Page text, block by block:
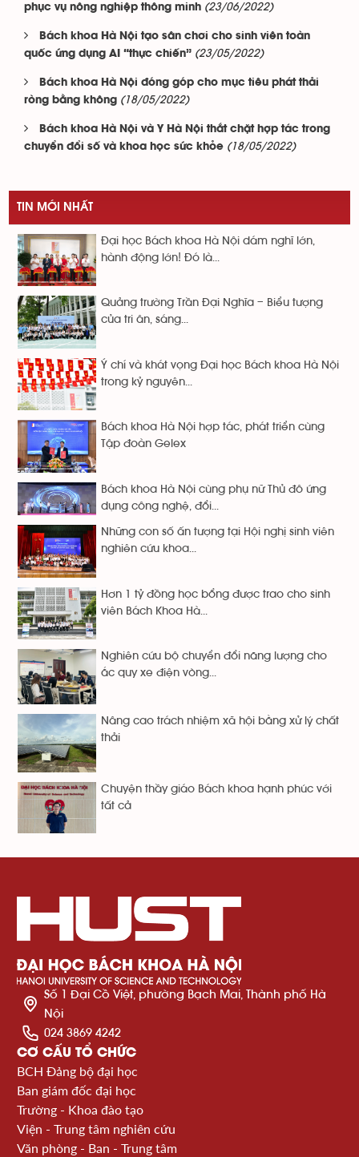
phục vụ nông nghiệp thông minh (23/06/2022)
Bách khoa Hà Nội tạo sân chơi cho sinh viên toàn
quốc ứng dụng AI “thực chiến” (23/05/2022)
Bách khoa Hà Nội đóng góp cho mục tiêu phát thải
ròng bằng không (18/05/2022)
Bách khoa Hà Nội và Y Hà Nội thắt chặt hợp tác trong
chuyển đổi số và khoa học sức khỏe (18/05/2022)
TIN MỚI NHẤT
Đại học Bách khoa Hà Nội dám nghĩ lớn,
hành động lớn! Đó là...
Quảng trường Trần Đại Nghĩa – Biểu tượng
của tri ân, sáng...
Ý chí và khát vọng Đại học Bách khoa Hà Nội
trong kỷ nguyên...
Bách khoa Hà Nội hợp tác, phát triển cùng
Tập đoàn Gelex
Bách khoa Hà Nội cùng phụ nữ Thủ đô ứng
dụng công nghệ, đổi...
Những con số ấn tượng tại Hội nghị sinh viên
nghiên cứu khoa...
Hơn 1 tỷ đồng học bổng được trao cho sinh
viên Bách Khoa Hà...
Nghiên cứu bộ chuyển đổi năng lượng cho
ắc quy xe điện vòng...
Nâng cao trách nhiệm xã hội bằng xử lý chất
thải
Chuyện thầy giáo Bách khoa hạnh phúc với
tất cả
Số 1 Đại Cồ Việt, phường Bạch Mai, Thành phố Hà
Nội
024 3869 4242
CƠ CẤU TỔ CHỨC
BCH Đảng bộ đại học
Ban giám đốc đại học
Trường - Khoa đào tạo
Viện - Trung tâm nghiên cứu
Văn phòng - Ban - Trung tâm